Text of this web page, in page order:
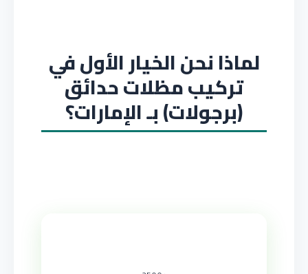
لماذا نحن الخيار الأول في
تركيب مظلات حدائق
(برجولات) بـ الإمارات؟